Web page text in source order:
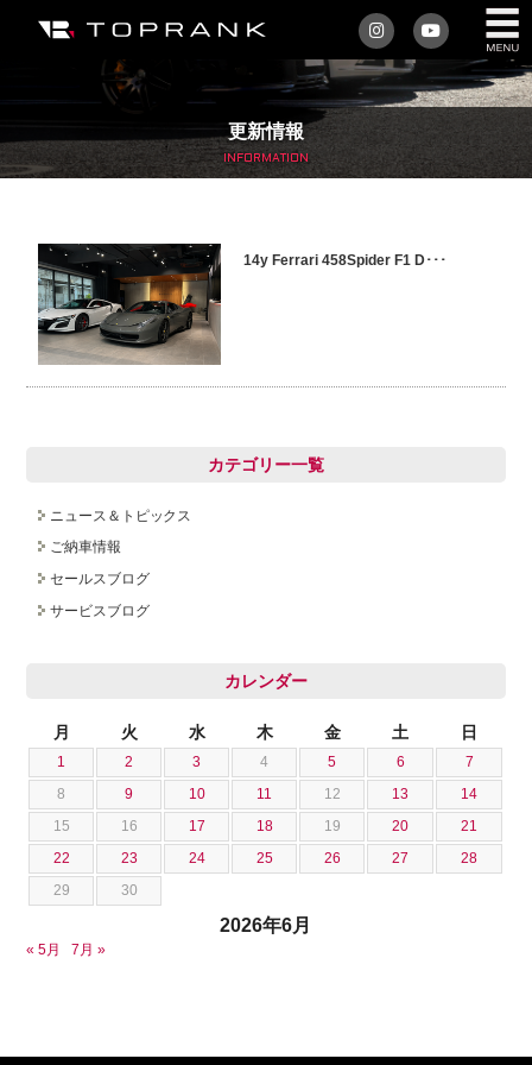
私たちについて
車を買う
アフターサービス
車を売る
店舗/スタッフ情報
トップランク・マガジン
更新情報
INFORMATION
14y Ferrari 458Spider F1 D･･･
カテゴリー一覧
ニュース＆トピックス
ご納車情報
セールスブログ
サービスブログ
カレンダー
2026年6月
月 火 水 木 金 土 日
1 2 3 4 5 6
7
8
9 10 11 12 13
14
15
16 17 18 19 20
21
22
23 24 25 26 27
28
29
30
« 5月 7月 »